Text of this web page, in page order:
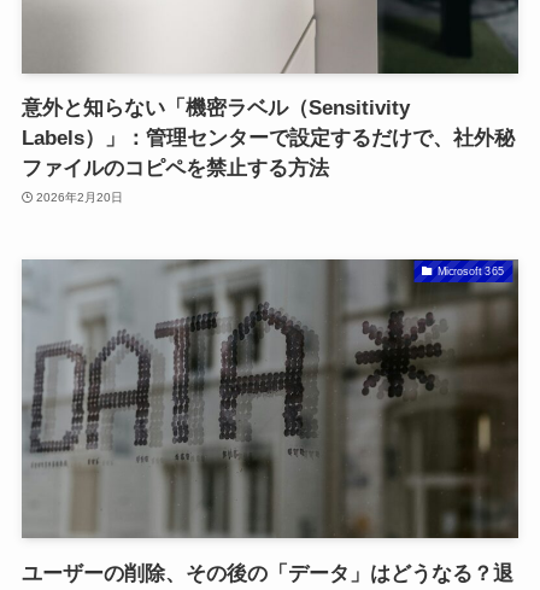
意外と知らない「機密ラベル（Sensitivity
Labels）」：管理センターで設定するだけで、社外秘
ファイルのコピペを禁止する方法
2026年2月20日
Microsoft 365
ユーザーの削除、その後の「データ」はどうなる？退